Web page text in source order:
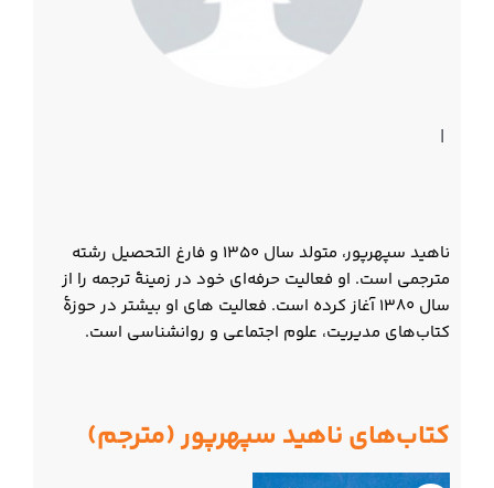
|
ناهید سپهرپور، متولد سال 1350 و فارغ التحصیل رشته
مترجمی است. او فعالیت حرفه‌ای خود در زمینۀ ترجمه را از
سال 1380 آغاز کرده است. فعالیت های او بیشتر در حوزۀ
کتاب‌های مدیریت، علوم اجتماعی و روانشناسی است.
کتاب‌های ناهید سپهرپور (مترجم)